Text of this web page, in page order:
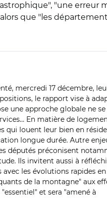
"une erreur
que "les
mercredi 17 décembre,
le rapport vise à
une approche globale ne
En matière de
qui louent leur bien en
longue durée. Autre
députés préconisent
Ils invitent aussi à
les évolutions rapides
de la montagne" aux
"essentiel" et sera "amené à